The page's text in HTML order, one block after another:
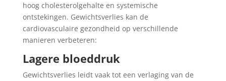
hoog cholesterolgehalte en systemische
ontstekingen. Gewichtsverlies kan de
cardiovasculaire gezondheid op verschillende
manieren verbeteren:
Lagere bloeddruk
Gewichtsverlies leidt vaak tot een verlaging van de